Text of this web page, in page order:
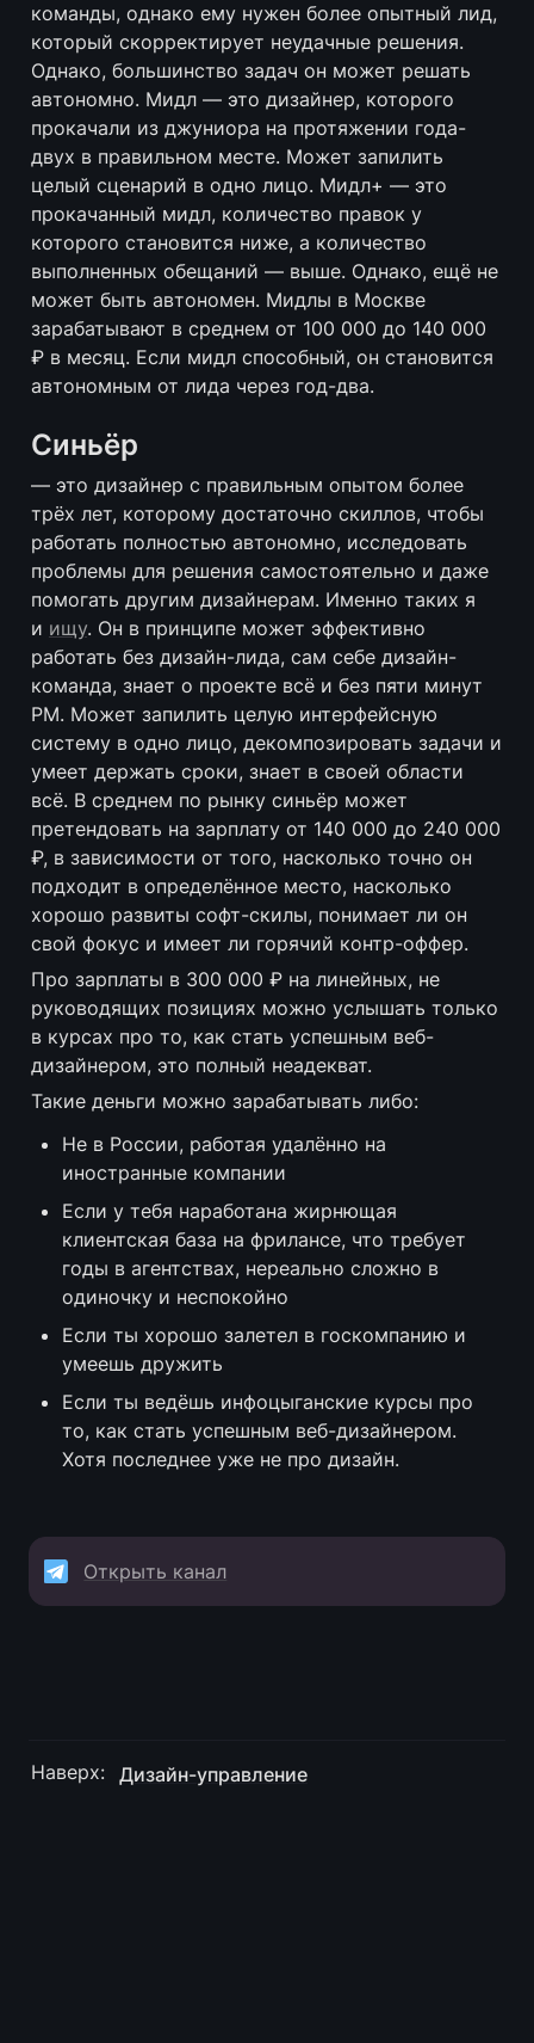
команды, однако ему нужен более опытный лид,
который скорректирует неудачные решения.
Однако, большинство задач он может решать
автономно. Мидл — это дизайнер, которого
прокачали из джуниора на протяжении года-
двух в правильном месте. Может запилить
целый сценарий в одно лицо. Мидл+ — это
прокачанный мидл, количество правок у
которого становится ниже, а количество
выполненных обещаний — выше. Однако, ещё не
может быть автономен. Мидлы в Москве
зарабатывают в среднем от 100 000 до 140 000
₽ в месяц. Если мидл способный, он становится
автономным от лида через год-два.
Синьёр
— это дизайнер с правильным опытом более
трёх лет, которому достаточно скиллов, чтобы
работать полностью автономно, исследовать
проблемы для решения самостоятельно и даже
помогать другим дизайнерам. Именно таких я
и ищу. Он в принципе может эффективно
работать без дизайн-лида, сам себе дизайн-
команда, знает о проекте всё и без пяти минут
PM. Может запилить целую интерфейсную
систему в одно лицо, декомпозировать задачи и
умеет держать сроки, знает в своей области
всё. В среднем по рынку синьёр может
претендовать на зарплату от 140 000 до 240 000
₽, в зависимости от того, насколько точно он
подходит в определённое место, насколько
хорошо развиты софт-скилы, понимает ли он
свой фокус и имеет ли горячий контр-оффер.
Про зарплаты в 300 000 ₽ на линейных, не
руководящих позициях можно услышать только
в курсах про то, как стать успешным веб-
дизайнером, это полный неадекват.
Такие деньги можно зарабатывать либо:
Не в России, работая удалённо на
иностранные компании
Если у тебя наработана жирнющая
клиентская база на фрилансе, что требует
годы в агентствах, нереально сложно в
одиночку и неспокойно
Если ты хорошо залетел в госкомпанию и
умеешь дружить
Если ты ведёшь инфоцыганские курсы про
то, как стать успешным веб-дизайнером.
Хотя последнее уже не про дизайн.
Открыть канал
Наверх: Дизайн-управление